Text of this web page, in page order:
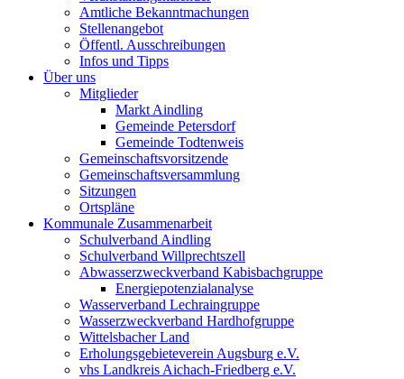
Amtliche Bekanntmachungen
Stellenangebot
Öffentl. Ausschreibungen
Infos und Tipps
Über uns
Mitglieder
Markt Aindling
Gemeinde Petersdorf
Gemeinde Todtenweis
Gemeinschaftsvorsitzende
Gemeinschaftsversammlung
Sitzungen
Ortspläne
Kommunale Zusammenarbeit
Schulverband Aindling
Schulverband Willprechtszell
Abwasserzweckverband Kabisbachgruppe
Energiepotenzialanalyse
Wasserverband Lechraingruppe
Wasserzweckverband Hardhofgruppe
Wittelsbacher Land
Erholungsgebieteverein Augsburg e.V.
vhs Landkreis Aichach-Friedberg e.V.